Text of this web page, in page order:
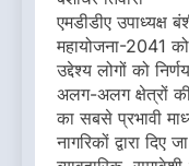
एमडीडीए उपाध्यक्ष
महायोजना-2041
उद्देश्य लोगों को
अलग-अलग क्षेत्रों
का सबसे प्रभावी
नागरिकों द्वारा